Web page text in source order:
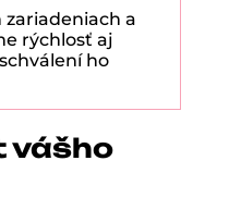
a
rýchlosť aj
ho
vášho